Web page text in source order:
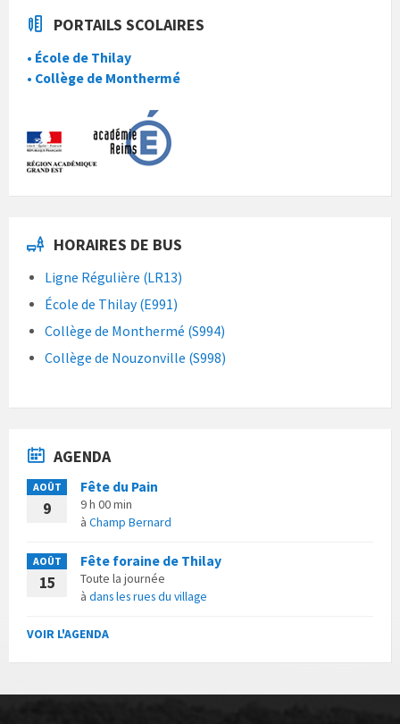
PORTAILS SCOLAIRES
• École de Thilay
• Collège de Monthermé
HORAIRES DE BUS
Ligne Régulière (LR13)
École de Thilay (E991)
Collège de Monthermé (S994)
Collège de Nouzonville (S998)
AGENDA
AOÛT
9
Fête du Pain
9 h 00 min
à Champ Bernard
AOÛT
15
Fête foraine de Thilay
Toute la journée
à dans les rues du village
VOIR L'AGENDA